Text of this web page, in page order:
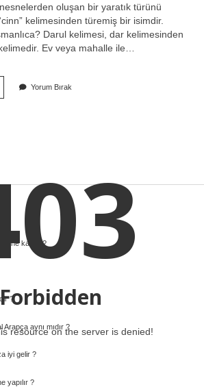
oluşan bir yaratık türünü
kelimesinden türemiş bir isimdir.
Darul kelimesi, dar kelimesinden
Ev veya mahalle ile…
Yorum Bırak
ne kadar ?
?
Arapça aynı mıdır ?
iyi gelir ?
yapılır ?
Forbidden
resource on the server is denied!